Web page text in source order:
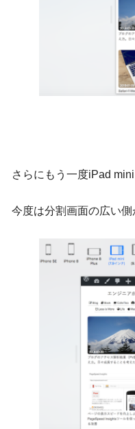
さらにもう一度iPad
今度は分割画面の広い側